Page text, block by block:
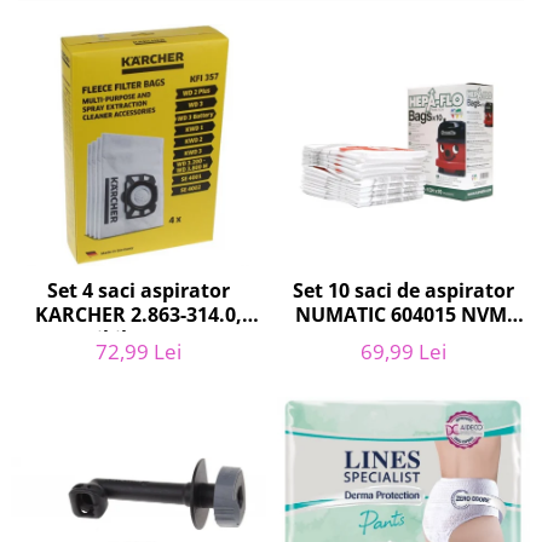
Decoratiuni
Gradinarit
Hobby-uri creative
Iluminat & Electrice
Jaluzele
Kit-uri automatizari porti si usi
Mobila dormitor
Mobila gradina & terasa
Mobila Living & Dining
Organizare si depozitare
Silicon, spume si solutii tehnice
Sisteme Incalzire
Textile si covoare
Set 4 saci aspirator
KARCHER 2.863-314.0,
compatibil cu WD, KWD,
SE
72,99 Lei
Set 10 saci de aspirator
NUMATIC 604015 NVM-
1CH, 9L
69,99 Lei